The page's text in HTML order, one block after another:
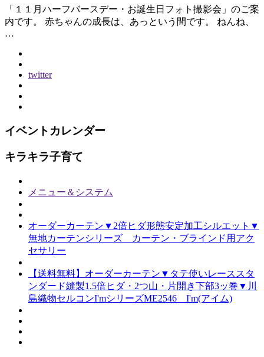
「１１月ハーフバースデー・お誕生日フォト撮影会」のご案
内です。 赤ちゃんの成長は、あっという間です。 ねんね、
…
twitter
イベントカレンダー
キラキラ子育て
メニュー＆システム
オーダーカーテン▼2倍ヒダ形態安定加工シルエット▼
無地カーテンシリーズ カーテン・ブラインド用アク
セサリー
【送料無料】オーダーカーテン▼タテ使いレーススタ
ンダード縫製1.5倍ヒダ・2つ山・片開き下部3ッ巻▼川
島織物セルコンI'mシリーズME2546 I'm(アイム)